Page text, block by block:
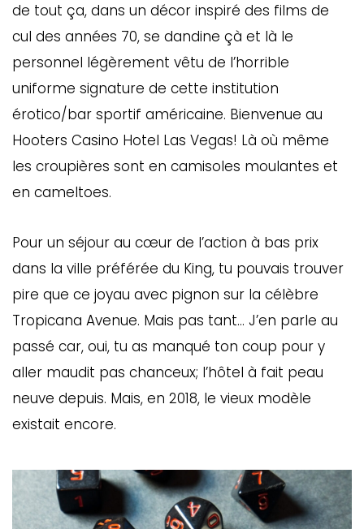
de tout ça, dans un décor inspiré des films de
cul des années 70, se dandine çà et là le
personnel légèrement vêtu de l’horrible
uniforme signature de cette institution
érotico/bar sportif américaine. Bienvenue au
Hooters Casino Hotel Las Vegas! Là où même
les croupières sont en camisoles moulantes et
en cameltoes.
Pour un séjour au cœur de l’action à bas prix
dans la ville préférée du King, tu pouvais trouver
pire que ce joyau avec pignon sur la célèbre
Tropicana Avenue. Mais pas tant… J’en parle au
passé car, oui, tu as manqué ton coup pour y
aller maudit pas chanceux; l’hôtel à fait peau
neuve depuis. Mais, en 2018, le vieux modèle
existait encore.